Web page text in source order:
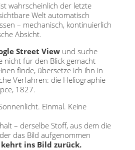
wahrscheinlich der letzte
Welt automatisch
– mechanisch, kontinuierlich
Absicht.
Street Viewund suche
nicht für den Blick gemacht
finde, übersetze ich ihn in
Verfahren: die Heliographie
1827.
Einmal. Keine
– derselbe Stoff, aus dem die
das Bild aufgenommen
ins Bild zurück.